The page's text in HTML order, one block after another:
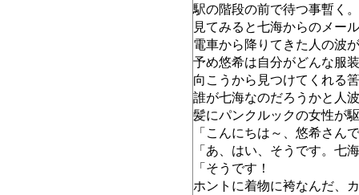
駅の階段の前で待つ事暫く
見てみると七海からのメー
電車から降りてきた人の波
予め悠希は自分がどんな服
向こうから見つけてくれる
誰が七海なのだろうかと人
髪にパンクルックの女性が
「こんにちは～、悠希さん
「あ、はい、そうです。七
「そうです！
ホントに着物に袴なんだ、